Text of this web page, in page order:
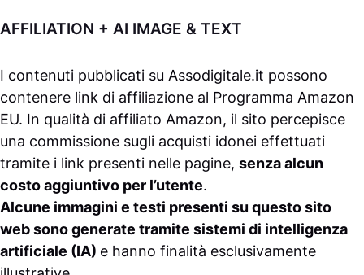
AFFILIATION + AI IMAGE & TEXT
I contenuti pubblicati su Assodigitale.it possono
contenere link di affiliazione al Programma Amazon
EU. In qualità di affiliato Amazon, il sito percepisce
una commissione sugli acquisti idonei effettuati
tramite i link presenti nelle pagine, senza alcun
costo aggiuntivo per l’utente.
Alcune immagini e testi presenti su questo sito
web sono generate tramite sistemi di intelligenza
artificiale (IA) e hanno finalità esclusivamente